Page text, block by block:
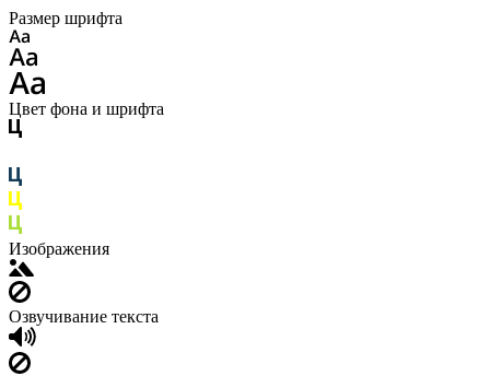
Размер шрифта
Цвет фона и шрифта
Изображения
Озвучивание текста